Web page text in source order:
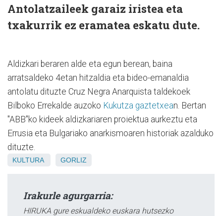
Antolatzaileek garaiz iristea eta
txakurrik ez eramatea eskatu dute.
Aldizkari beraren alde eta egun berean, baina
arratsaldeko 4etan hitzaldia eta bideo-emanaldia
antolatu dituzte Cruz Negra Anarquista taldekoek
Bilboko Errekalde auzoko Kukutza gaztetxean. Bertan
"ABB"ko kideek aldizkariaren proiektua aurkeztu eta
Errusia eta Bulgariako anarkismoaren historiak azalduko
dituzte.
KULTURA GORLIZ
Irakurle agurgarria:
HIRUKA gure eskualdeko euskara hutsezko